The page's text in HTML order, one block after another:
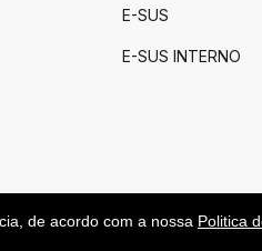
E-SUS
E-SUS INTERNO
de acordo com a nossa Politica